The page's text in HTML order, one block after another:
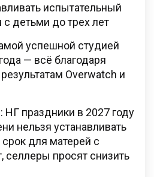
испытательный
детьми до трех лет
успешной студией
— всё благодаря
Overwatch и
НГ праздники в 2027 году
нельзя устанавливать
для матерей с
селлеры просят снизить